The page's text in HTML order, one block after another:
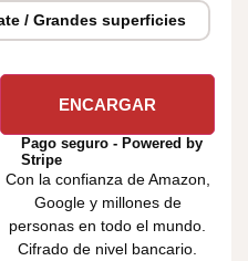
/ Grandes superficies
Pago seguro - Powered by
Stripe
Con la confianza de Amazon,
Google y millones de
personas en todo el mundo.
Cifrado de nivel bancario.